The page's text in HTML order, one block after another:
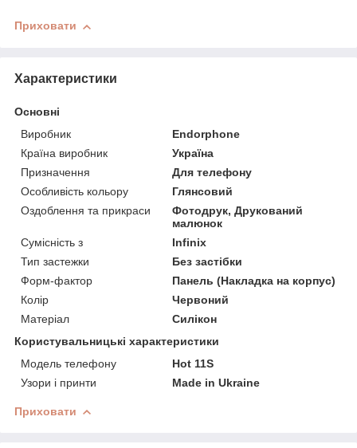
Приховати
Характеристики
Основні
Виробник
Endorphone
Країна виробник
Україна
Призначення
Для телефону
Особливість кольору
Глянсовий
Оздоблення та прикраси
Фотодрук, Друкований
малюнок
Сумісність з
Infinix
Тип застежки
Без застібки
Форм-фактор
Панель (Накладка на корпус)
Колір
Червоний
Матеріал
Силікон
Користувальницькі характеристики
Модель телефону
Hot 11S
Узори і принти
Made in Ukraine
Приховати